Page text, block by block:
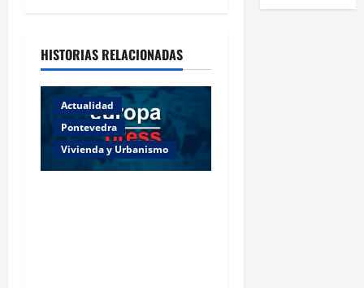
HISTORIAS RELACIONADAS
Actualidad
Pontevedra
Vivienda y Urbanismo